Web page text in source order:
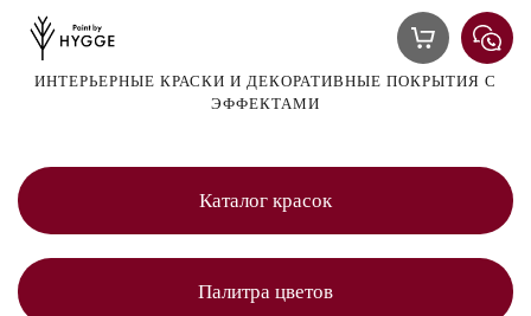
ИНТЕРЬЕРНЫЕ КРАСКИ И ДЕКОРАТИВНЫЕ ПОКРЫТИЯ С
ЭФФЕКТАМИ
Каталог красок
Палитра цветов